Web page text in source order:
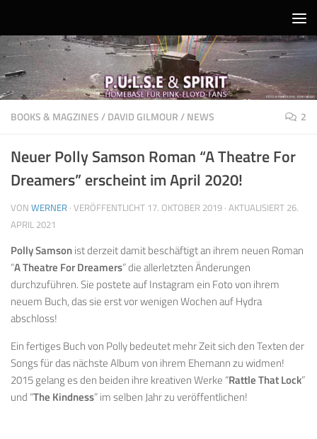
BOOKS & MAGZINES/DAVID GILMOUR/NEWS 2
Neuer Polly Samson Roman “A Theatre For
Dreamers” erscheint im April 2020!
VON WERNER · VERÖFFENTLICHT 17. OKTOBER 2019 · AKTUALISIERT 26.
APRIL 2021
Polly Samsonist derzeit damit beschäftigt an ihrem neuen Roman
“A Theatre For Dreamers” die allerletzten Änderungen
durchzuführen. Sie postete auf Instagram ein Foto von ihrem
neuem Buch, das sie erst vor wenigen Wochen auf Hydra
abschloss!
Ein fertiges Buch von Polly bedeutet mehr Zeit sich den Texten der
Songs für das nächste Album von ihrem Ehemann zu widmen!
2015 gelang es den beiden ihre kreativen Werke “Rattle That Lock”
und “The Kindness” im selben Jahr zu veröffentlichen!